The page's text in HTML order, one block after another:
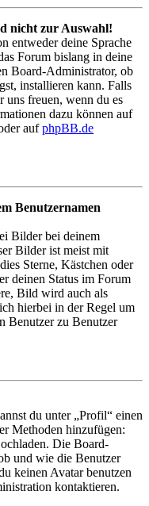
nicht zur Auswahl!
entweder deine Sprache
Forum bislang in deine
Board-Administrator, ob
installieren kann. Falls
uns freuen, wenn du es
dazu können auf
aufphpBB.de
Benutzernamen
Bilder bei deinem
Bilder ist meist mit
Sterne, Kästchen oder
deinen Status im Forum
Bild wird auch als
hierbei in der Regel um
Benutzer zu Benutzer
du unter „Profil“ einen
Methoden hinzufügen:
Die Board-
und wie die Benutzer
keinen Avatar benutzen
kontaktieren.